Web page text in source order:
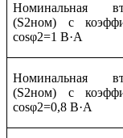
Номинальная
(S2ном) с
cosφ2=1 В·А
Номинальная
(S2ном) с
cosφ2=0,8 В·А